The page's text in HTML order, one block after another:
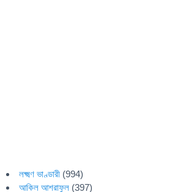
লক্ষ্মণ ভাণ্ডারী (994)
আকিল আশরাফুল (397)